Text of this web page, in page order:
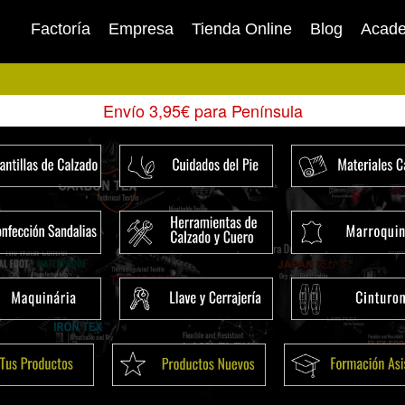
Factoría Empresa Tienda Online Blog
Envío 3,95€ para Península